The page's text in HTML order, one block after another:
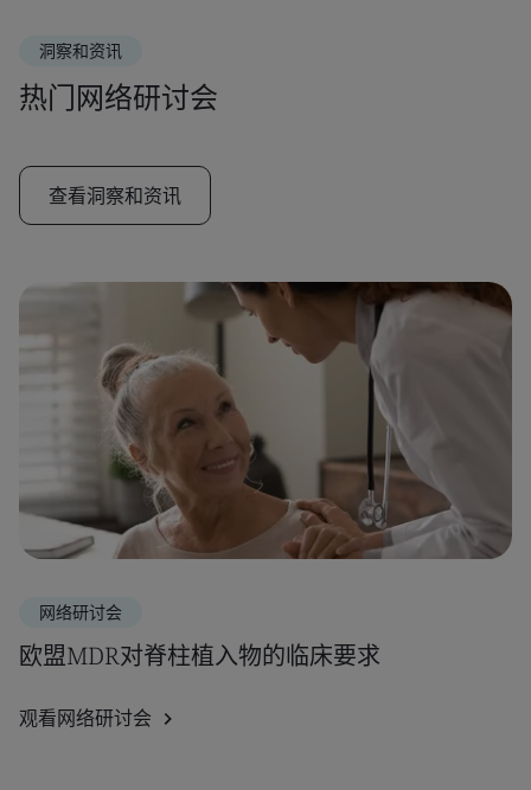
洞察和资讯
热门网络研讨会
查看洞察和资讯
网络研讨会
欧盟MDR对脊柱植入物的临床要求
观看网络研讨会